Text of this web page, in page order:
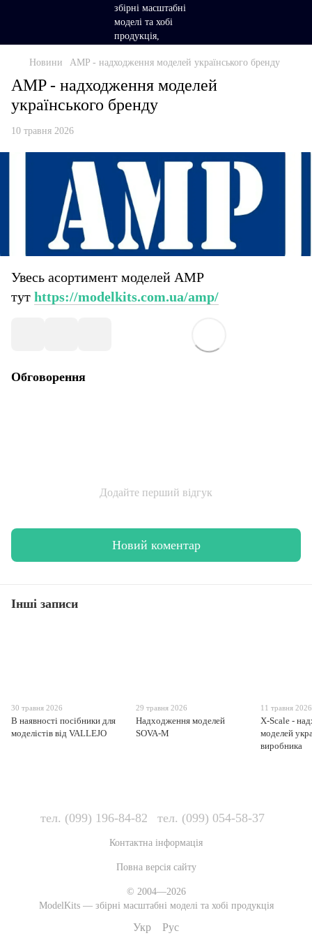
Новини AMP - надходження моделей українського бренду
AMP - надходження моделей
українського бренду
10 травня 2026
Увесь асортимент моделей АМР
тут https://modelkits.com.ua/amp/
Обговорення
Додайте перший відгук
Новий коментар
Інші записи
30 травня 2026
В наявності посібники для
моделістів від VALLEJO
29 травня 2026
Надходження моделей
SOVA-M
11 травня 2026
X-Scale -
моделей
виробника
тел. (099) 196-84-82 тел. (099) 054-58-37
Контактна інформація
Повна версія сайту
© 2004—2026
ModelKits — збірні масштабні моделі та хобі продукція
Укр Рус